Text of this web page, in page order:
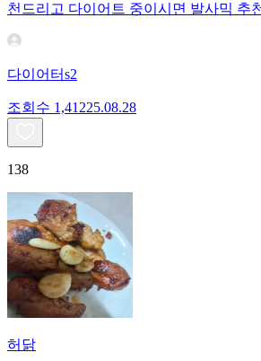
천드리고 다이어트 중이시면 발사믹 추
다이어터s2
조회수 1,41225.08.28
138
허닭